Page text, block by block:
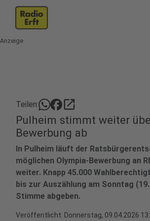
Anzeige
Teilen: open_in_new
Pulheim stimmt weiter
Bewerbung ab
In Pulheim läuft der
möglichen Olympia-Bewerbung an
weiter. Knapp 45.000
bis zur Auszählung am Sonntag
Stimme abgeben.
Veröffentlicht: Donnerstag, 09.04.2026